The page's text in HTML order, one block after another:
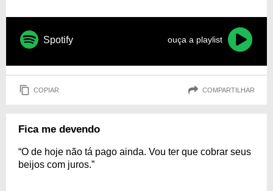
Spotify ouça a playlist
COPIAR COMPARTILHAR
Fica me devendo
“O de hoje não tá pago ainda. Vou ter que cobrar seus
beijos com juros.”